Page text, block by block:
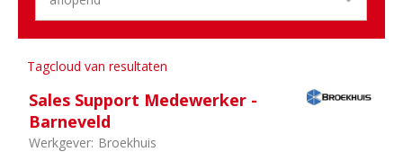
Groningen
Aantal
uren
40
uur
Tagcloud van resultaten
Sales Support Medewerker -
Barneveld
Werkgever: Broekhuis